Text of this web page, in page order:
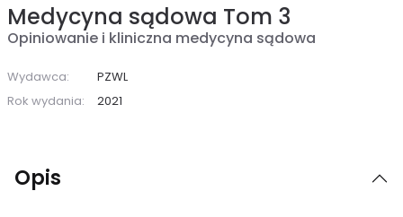
Medycyna sądowa Tom 3
Opiniowanie i kliniczna medycyna sądowa
Wydawca:
PZWL
Rok wydania:
2021
Opis